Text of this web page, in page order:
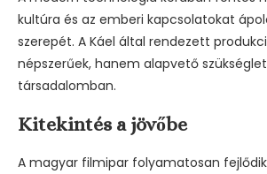
kultúra és az emberi kapcsolatokat
szerepét. A Káel által rendezett
népszerűek, hanem alapvető
társadalomban.
Kitekintés a jövőbe
A magyar filmipar folyamatosan